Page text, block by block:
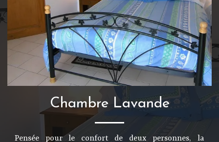
Chambre Lavande
Pensée pour le confort de deux personnes, la